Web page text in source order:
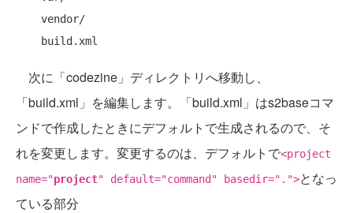
次に「codezine」ディレクトリへ移動し、
「build.xml」を編集します。「build.xml」はs2baseコマ
ンドで作成したときにデフォルトで生成されるので、そ
れを変更します。変更するのは、デフォルトで<project
name="project" default="command" basedir=".">となっ
ている部分